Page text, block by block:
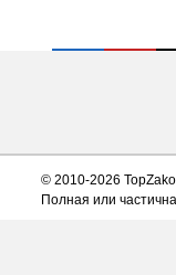
© 2010-2026
Полная или